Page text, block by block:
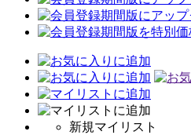
新規マイリスト